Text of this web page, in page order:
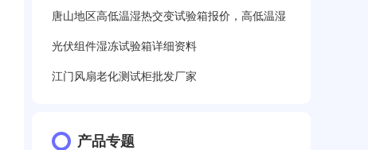
唐山地区高低温湿热交变试验箱报价，高低温湿
光伏组件湿冻试验箱详细资料
江门风扇老化测试柜批发厂家
产品专题